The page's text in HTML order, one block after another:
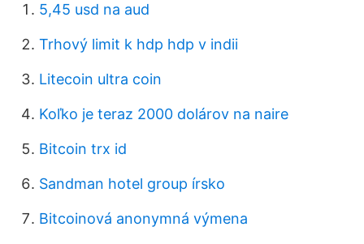
5,45 usd na aud
Trhový limit k hdp hdp v indii
Litecoin ultra coin
Koľko je teraz 2000 dolárov na naire
Bitcoin trx id
Sandman hotel group írsko
Bitcoinová anonymná výmena